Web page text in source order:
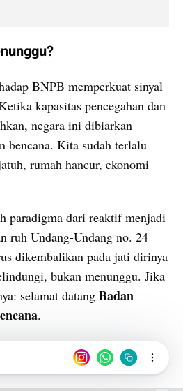
BNPB memperkuat sinyal
kapasitas pencegahan dan
negara ini dibiarkan
bencana. Kita sudah terlalu
rumah hancur, ekonomi
paradigma dari reaktif menjadi
ruh Undang-Undang no. 24
dikembalikan pada jati dirinya
bukan menunggu. Jika
selamat datang Badan
.